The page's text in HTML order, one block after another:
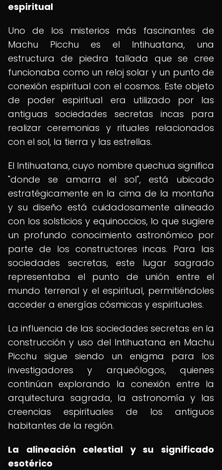
espiritual
Uno de los misterios más fascinantes de
Machu Picchu es el Intihuatana, una
estructura de piedra tallada que se cree
funcionaba como un reloj solar y un punto de
conexión espiritual con el cosmos. Este objeto
de poder espiritual era utilizado por las
antiguas sociedades secretas incas para
realizar ceremonias y rituales relacionados
con el sol, la tierra y las estrellas.
El Intihuatana, cuyo nombre quechua significa
"donde se amarra el sol", está ubicado
estratégicamente en la cima de la montaña
y su diseño está cuidadosamente alineado
con los solsticios y equinoccios, lo que sugiere
un profundo conocimiento astronómico por
parte de los constructores incas. Para las
sociedades secretas, este lugar sagrado
representaba el punto de unión entre el
mundo terrenal y el espiritual, permitiéndoles
acceder a energías cósmicas y espirituales.
La influencia de las sociedades secretas en la
construcción y uso del Intihuatana en Machu
Picchu sigue siendo un enigma para los
investigadores y arqueólogos, quienes
continúan explorando la conexión entre la
arquitectura sagrada, la astronomía y las
creencias espirituales de los antiguos
habitantes de la región.
La alineación celestial y su significado
esotérico